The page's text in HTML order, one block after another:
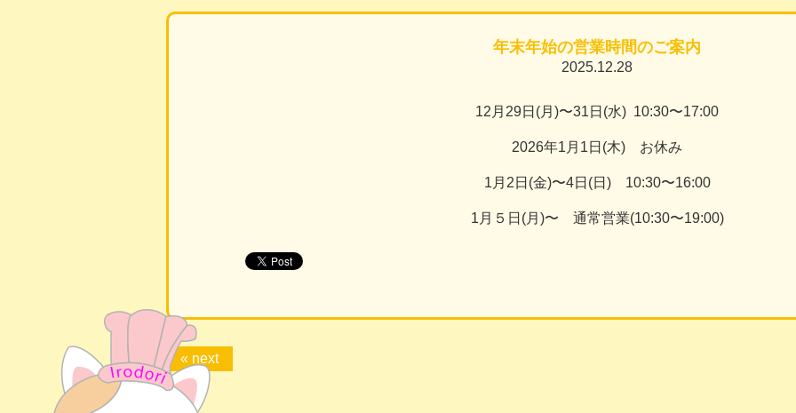
年末年始の営業時間のご案内
2025.12.28
12月29日(月)〜31日(水) 10:30〜17:00
2026年1月1日(木) お休み
1月2日(金)〜4日(日) 10:30〜16:00
1月５日(月)〜 通常営業(10:30〜19:00)
« next